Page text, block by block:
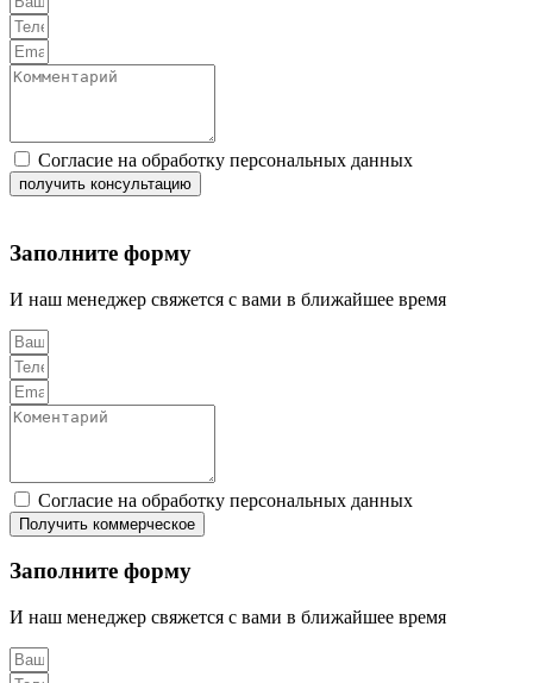
Согласие на обработку персональных данных
получить консультацию
Заполните форму
И наш менеджер свяжется с вами в ближайшее время
Согласие на обработку персональных данных
Получить коммерческое
Заполните форму
И наш менеджер свяжется с вами в ближайшее время